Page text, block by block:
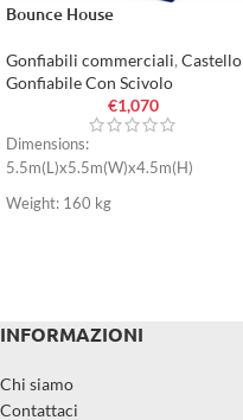
Bounce House
Gonfiabili commerciali, Castello
Gonfiabile Con Scivolo
€1,070
Dimensions:
5.5m(L)x5.5m(W)x4.5m(H)
Weight: 160 kg
INFORMAZIONI
Chi siamo
Contattaci